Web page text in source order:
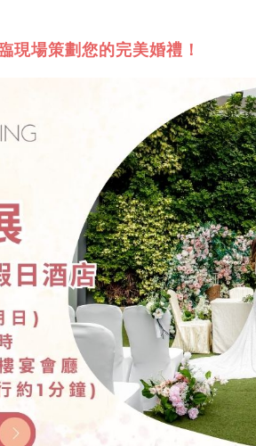
現場策劃您的完美婚禮！